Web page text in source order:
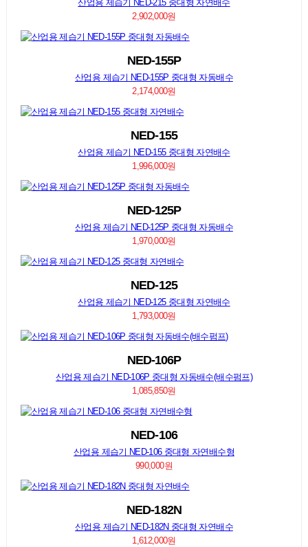
산업용 제습기 NED-215 중대형 자연배수
2,902,000원
NED-155P
산업용 제습기 NED-155P 중대형 자동배수
2,174,000원
NED-155
산업용 제습기 NED-155 중대형 자연배수
1,996,000원
NED-125P
산업용 제습기 NED-125P 중대형 자동배수
1,970,000원
NED-125
산업용 제습기 NED-125 중대형 자연배수
1,793,000원
NED-106P
산업용 제습기 NED-106P 중대형 자동배수(배수펌프)
1,085,850원
NED-106
산업용 제습기 NED-106 중대형 자연배수형
990,000원
NED-182N
산업용 제습기 NED-182N 중대형 자연배수
1,612,000원